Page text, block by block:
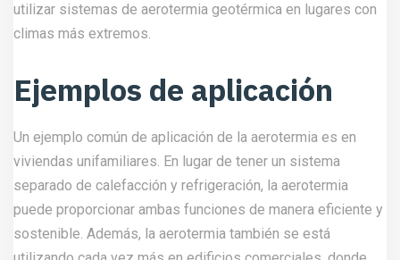
utilizar sistemas de aerotermia geotérmica en lugares con
climas más extremos.
Ejemplos de aplicación
Un ejemplo común de aplicación de la aerotermia es en
viviendas unifamiliares. En lugar de tener un sistema
separado de calefacción y refrigeración, la aerotermia
puede proporcionar ambas funciones de manera eficiente y
sostenible. Además, la aerotermia también se está